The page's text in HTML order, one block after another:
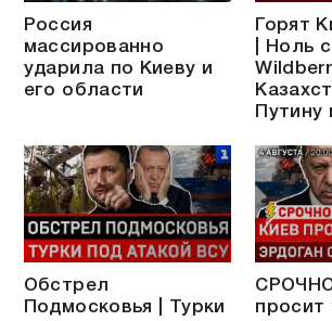
Россия
массированно
ударила по Киеву и
его области
Горят
| Ноль
Путину
Обстрел
Подмосковья | Турки
просит